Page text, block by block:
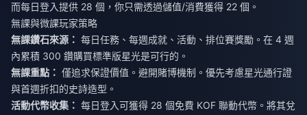
而每日登入提供 28 個，你只需透過儲值/消費獲得 22 個。
無課與微課玩家策略
無課鑽石來源： 每日任務、每週成就、活動、排位賽獎勵。在 4 週
內累積 300 鑽購買標準版星光是可行的。
無課重點： 僅追求保證價值。避開賭博機制。優先考慮星光通行證
與首週折扣的史詩造型。
活動代幣收集： 每日登入可獲得 28 個免費 KOF 聯動代幣。將其兌